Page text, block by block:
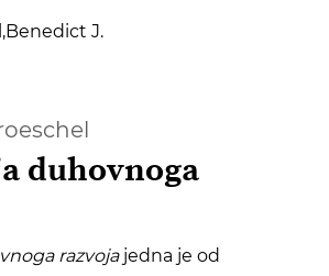
J.
duhovnoga
razvojajedna je od